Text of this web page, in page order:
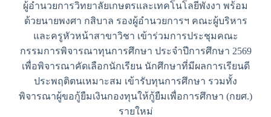
ผู้อำนวยการวิทยาลัยเกษตรและเทคโนโลยีพังงา พร้อม
ด้วยนายพงศา กสิบาล รองผู้อำนวยการฯ คณะผู้บริหาร
และครูหัวหน้าสาขาวิชา เข้าร่วมการประชุมคณะ
กรรมการพิจารณาทุนการศึกษา ประจำปีการศึกษา 2569
เพื่อพิจารณาคัดเลือกนักเรียน นักศึกษาที่มีผลการเรียนดี
ประพฤติตนเหมาะสม เข้ารับทุนการศึกษา รวมทั้ง
พิจารณาผู้ขอกู้ยืมเงินกองทุนให้กู้ยืมเพื่อการศึกษา (กยศ.)
รายใหม่